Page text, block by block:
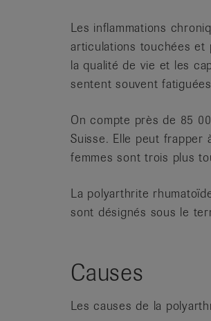
Les inflammations
articulations touchées et
la qualité de vie et les
sentent souvent
On compte près de 85
Suisse. Elle peut frapper
femmes sont trois plus
La polyarthrite
sont désignés sous le
Causes
Les causes de la